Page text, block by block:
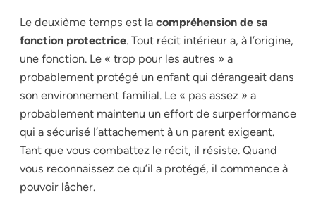
Le deuxième temps est la compréhension de sa
fonction protectrice. Tout récit intérieur a, à l’origine,
une fonction. Le « trop pour les autres » a
probablement protégé un enfant qui dérangeait dans
son environnement familial. Le « pas assez » a
probablement maintenu un effort de surperformance
qui a sécurisé l’attachement à un parent exigeant.
Tant que vous combattez le récit, il résiste. Quand
vous reconnaissez ce qu’il a protégé, il commence à
pouvoir lâcher.